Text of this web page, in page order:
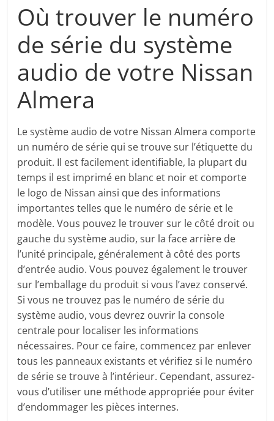
Où trouver le numéro
de série du système
audio de votre Nissan
Almera
Le système audio de votre Nissan Almera comporte
un numéro de série qui se trouve sur l’étiquette du
produit. Il est facilement identifiable, la plupart du
temps il est imprimé en blanc et noir et comporte
le logo de Nissan ainsi que des informations
importantes telles que le numéro de série et le
modèle. Vous pouvez le trouver sur le côté droit ou
gauche du système audio, sur la face arrière de
l’unité principale, généralement à côté des ports
d’entrée audio. Vous pouvez également le trouver
sur l’emballage du produit si vous l’avez conservé.
Si vous ne trouvez pas le numéro de série du
système audio, vous devrez ouvrir la console
centrale pour localiser les informations
nécessaires. Pour ce faire, commencez par enlever
tous les panneaux existants et vérifiez si le numéro
de série se trouve à l’intérieur. Cependant, assurez-
vous d’utiliser une méthode appropriée pour éviter
d’endommager les pièces internes.